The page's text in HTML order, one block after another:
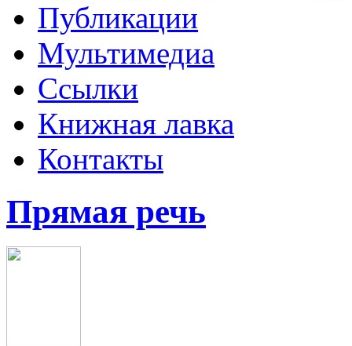
Публикации
Мультимедиа
Ссылки
Книжная лавка
Контакты
Прямая речь